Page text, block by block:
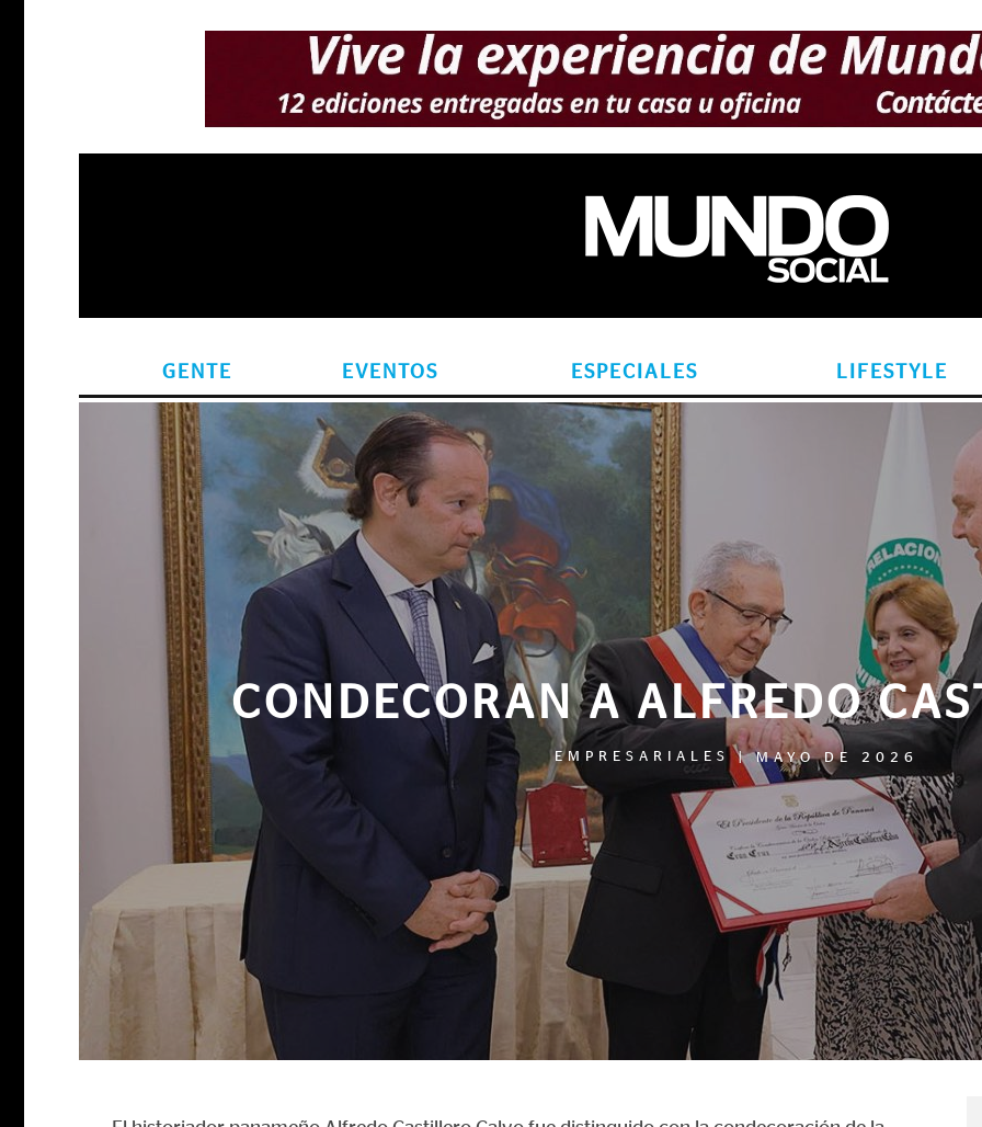
GENTE EVENTOS ESPECIALES LIFESTYLE
CONDECORAN A ALFREDO
EMPRESARIALES |MAYO DE 2026